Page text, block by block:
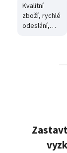
Kvalitní
zboží, rychlé
odeslání,